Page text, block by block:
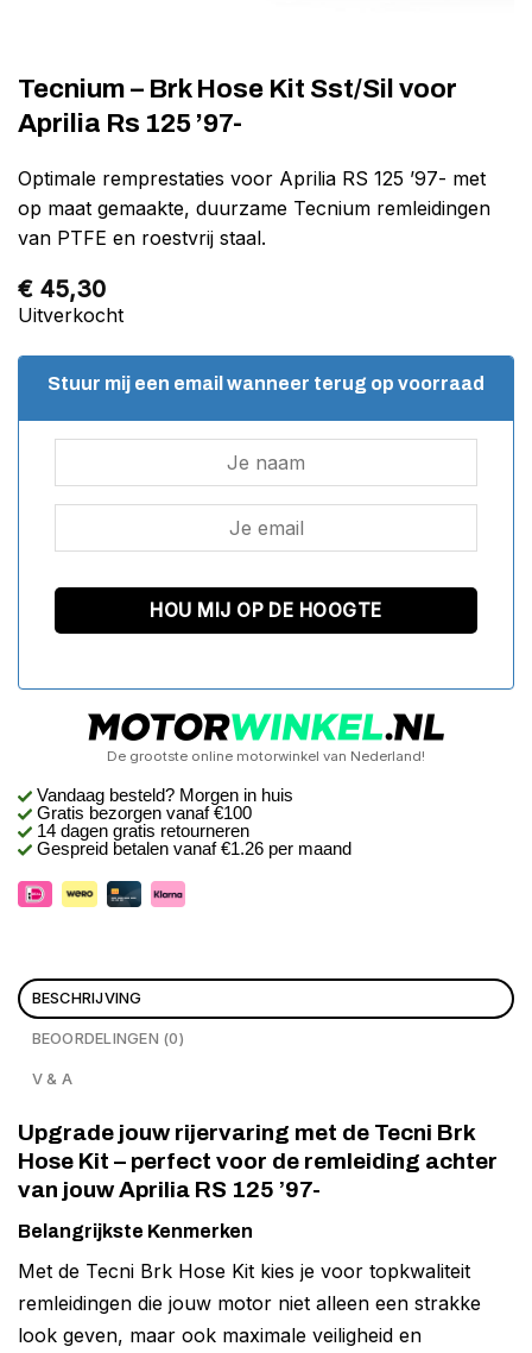
Tecnium – Brk Hose Kit Sst/Sil voor
Aprilia Rs 125 ’97-
Optimale remprestaties voor Aprilia RS 125 ’97- met
op maat gemaakte, duurzame Tecnium remleidingen
van PTFE en roestvrij staal.
€ 45,30
Uitverkocht
Stuur mij een email wanneer terug op voorraad
De grootste online motorwinkel van Nederland!
Vandaag besteld? Morgen in huis
Gratis bezorgen vanaf €100
14 dagen gratis retourneren
Gespreid betalen vanaf €1.26 per maand
BESCHRIJVING
BEOORDELINGEN (0)
V & A
Upgrade jouw rijervaring met de Tecni Brk
Hose Kit – perfect voor de remleiding achter
van jouw Aprilia RS 125 ’97-
Belangrijkste Kenmerken
Met de Tecni Brk Hose Kit kies je voor topkwaliteit
remleidingen die jouw motor niet alleen een strakke
look geven, maar ook maximale veiligheid en